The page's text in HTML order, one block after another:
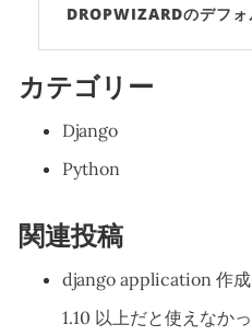
DROPWIZARDのデフ
カテゴリー
Django
Python
関連投稿
django application 作
1.10 以上だと使えなか